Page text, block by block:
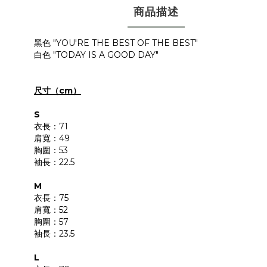
商品描述
黑色 "YOU'RE THE BEST OF THE BEST"
白色 "TODAY IS A GOOD DAY"
尺寸（cm）
S
衣長：71
肩寬：49
胸圍：53
袖長：22.5
M
衣長：75
肩寬：52
胸圍：57
袖長：23.5
L